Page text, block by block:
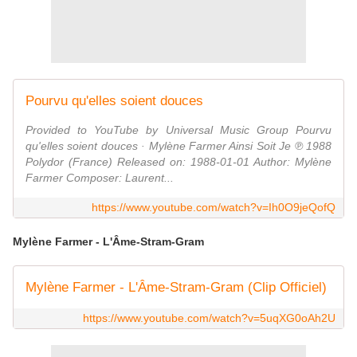
Pourvu qu'elles soient douces
Provided to YouTube by Universal Music Group Pourvu
qu'elles soient douces · Mylène Farmer Ainsi Soit Je ℗ 1988
Polydor (France) Released on: 1988-01-01 Author: Mylène
Farmer Composer: Laurent...
https://www.youtube.com/watch?v=Ih0O9jeQofQ
Mylène Farmer - L'Âme-Stram-Gram
Mylène Farmer - L'Âme-Stram-Gram (Clip Officiel)
https://www.youtube.com/watch?v=5uqXG0oAh2U